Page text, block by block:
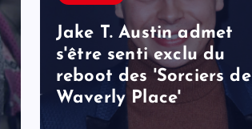
Jake T. Austin admet
s'être senti exclu du
reboot des 'Sorciers de
Waverly Place'